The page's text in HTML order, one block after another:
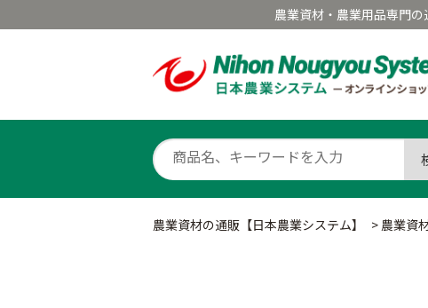
農業資材・農業用品専門
農業資材の通販【日本農業システム】 > 農業資